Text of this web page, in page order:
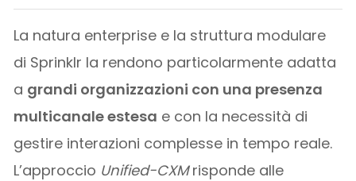
La natura enterprise e la struttura modulare
di Sprinklr la rendono particolarmente adatta
a grandi organizzazioni con una presenza
multicanale estesa e con la necessità di
gestire interazioni complesse in tempo reale.
L’approccio Unified-CXMrisponde alle